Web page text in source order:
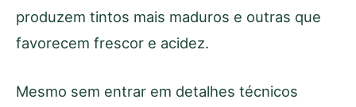
produzem tintos mais maduros e outras que
favorecem frescor e acidez.
Mesmo sem entrar em detalhes técnicos